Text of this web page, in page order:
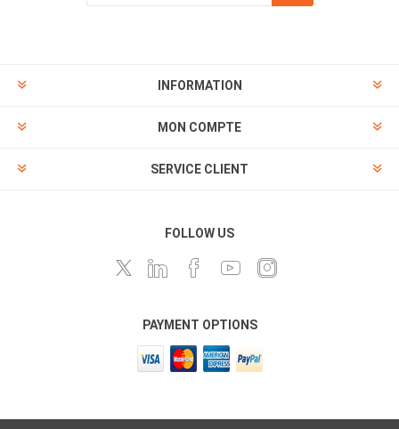
INFORMATION
MON COMPTE
SERVICE CLIENT
FOLLOW US
PAYMENT OPTIONS